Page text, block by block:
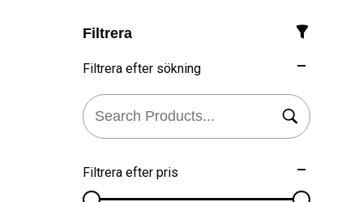
Filtrera
Filtrera efter sökning
Filtrera efter pris